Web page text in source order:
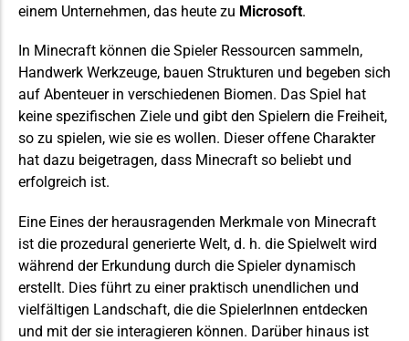
einem Unternehmen, das heute zu Microsoft.
In Minecraft können die Spieler Ressourcen sammeln,
Handwerk Werkzeuge, bauen Strukturen und begeben sich
auf Abenteuer in verschiedenen Biomen. Das Spiel hat
keine spezifischen Ziele und gibt den Spielern die Freiheit,
so zu spielen, wie sie es wollen. Dieser offene Charakter
hat dazu beigetragen, dass Minecraft so beliebt und
erfolgreich ist.
Eine Eines der herausragenden Merkmale von Minecraft
ist die prozedural generierte Welt, d. h. die Spielwelt wird
während der Erkundung durch die Spieler dynamisch
erstellt. Dies führt zu einer praktisch unendlichen und
vielfältigen Landschaft, die die SpielerInnen entdecken
und mit der sie interagieren können. Darüber hinaus ist